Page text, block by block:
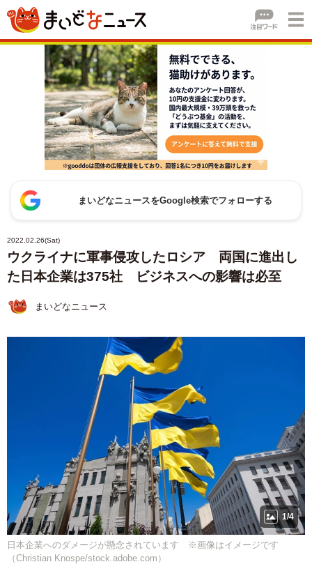
まいどなニュースをGoogle検索でフォローする
2022.02.26(Sat)
ウクライナに軍事侵攻したロシア 両国に進出し
た日本企業は375社 ビジネスへの影響は必至
まいどなニュース
1/4
日本企業へのダメージが懸念されています ※画像はイメージです
（Christian Knospe/stock.adobe.com）